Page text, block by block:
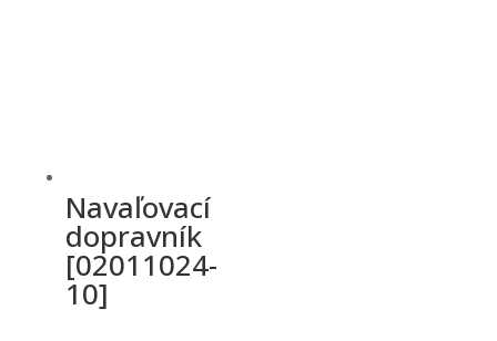
Navaľovací
dopravník
[02011024-
10]